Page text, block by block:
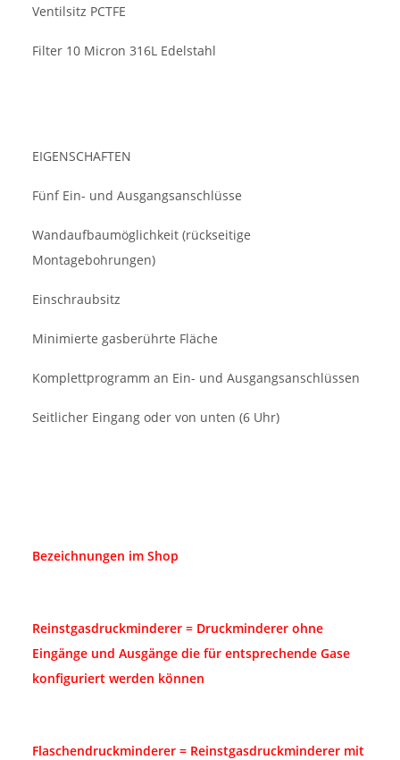
Ventilsitz PCTFE
Filter 10 Micron 316L Edelstahl
EIGENSCHAFTEN
Fünf Ein- und Ausgangsanschlüsse
Wandaufbaumöglichkeit (rückseitige
Montagebohrungen)
Einschraubsitz
Minimierte gasberührte Fläche
Komplettprogramm an Ein- und Ausgangsanschlüssen
Seitlicher Eingang oder von unten (6 Uhr)
Bezeichnungen im Shop
Reinstgasdruckminderer = Druckminderer ohne
Eingänge und Ausgänge die für entsprechende Gase
konfiguriert werden können
Flaschendruckminderer = Reinstgasdruckminderer mit